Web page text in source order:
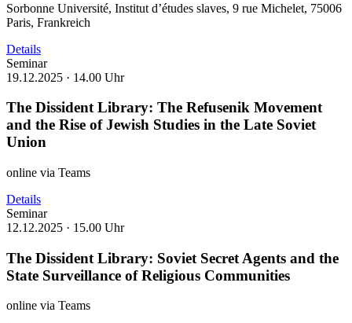
Sorbonne Université, Institut d’études slaves, 9 rue Michelet, 75006
Paris, Frankreich
Details
Seminar
19.12.2025 · 14.00 Uhr
The Dissident Library: The Refusenik Movement
and the Rise of Jewish Studies in the Late Soviet
Union
online via Teams
Details
Seminar
12.12.2025 · 15.00 Uhr
The Dissident Library: Soviet Secret Agents and the
State Surveillance of Religious Communities
online via Teams